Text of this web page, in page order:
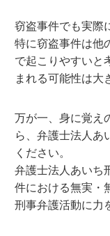
窃盗事件でも実際
特に窃盗事件は他
で起こりやすいと
まれる可能性は大
万が一、身に覚え
ら、弁護士法人あ
ください。
弁護士法人あいち
件における無実・
刑事弁護活動に力